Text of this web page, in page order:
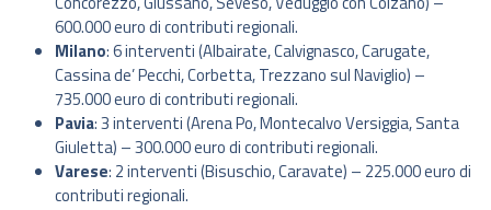
600.000 euro di contributi regionali.
Milano: 6 interventi (Albairate, Calvignasco, Carugate,
Cassina de’ Pecchi, Corbetta, Trezzano sul Naviglio) –
735.000 euro di contributi regionali.
Pavia: 3 interventi (Arena Po, Montecalvo Versiggia, Santa
Giuletta) – 300.000 euro di contributi regionali.
Varese: 2 interventi (Bisuschio, Caravate) – 225.000 euro di
contributi regionali.